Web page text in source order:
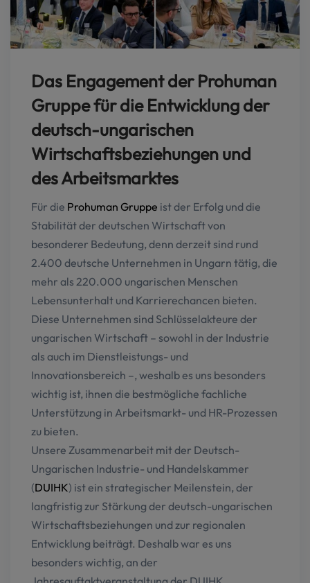
Das Engagement der Prohuman
Gruppe für die Entwicklung der
deutsch-ungarischen
Wirtschaftsbeziehungen und
des Arbeitsmarktes
Für die Prohuman Gruppe ist der Erfolg und die
Stabilität der deutschen Wirtschaft von
besonderer Bedeutung, denn derzeit sind rund
2.400 deutsche Unternehmen in Ungarn tätig, die
mehr als 220.000 ungarischen Menschen
Lebensunterhalt und Karrierechancen bieten.
Diese Unternehmen sind Schlüsselakteure der
ungarischen Wirtschaft – sowohl in der Industrie
als auch im Dienstleistungs- und
Innovationsbereich –, weshalb es uns besonders
wichtig ist, ihnen die bestmögliche fachliche
Unterstützung in Arbeitsmarkt- und HR-Prozessen
zu bieten.
Unsere Zusammenarbeit mit der Deutsch-
Ungarischen Industrie- und Handelskammer
(DUIHK) ist ein strategischer Meilenstein, der
langfristig zur Stärkung der deutsch-ungarischen
Wirtschaftsbeziehungen und zur regionalen
Entwicklung beiträgt. Deshalb war es uns
besonders wichtig, an der